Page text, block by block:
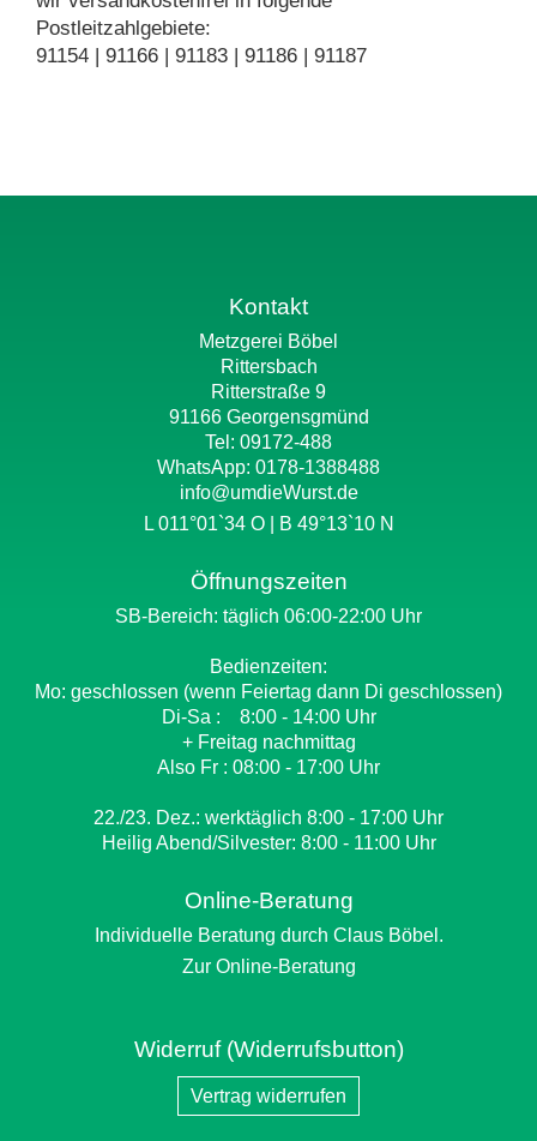
Postleitzahlgebiete:
91154 | 91166 | 91183 | 91186 | 91187
Kontakt
Metzgerei Böbel
Rittersbach
Ritterstraße 9
91166 Georgensgmünd
Tel: 09172-488
WhatsApp: 0178-1388488
info@umdieWurst.de
L 011°01`34 O | B 49°13`10 N
Öffnungszeiten
SB-Bereich: täglich 06:00-22:00 Uhr
Bedienzeiten:
Mo: geschlossen (wenn Feiertag dann Di geschlossen)
Di-Sa : 8:00 - 14:00 Uhr
+ Freitag nachmittag
Also Fr : 08:00 - 17:00 Uhr
22./23. Dez.: werktäglich 8:00 - 17:00 Uhr
Heilig Abend/Silvester: 8:00 - 11:00 Uhr
Online-Beratung
Individuelle Beratung durch Claus Böbel.
Zur Online-Beratung
Widerruf (Widerrufsbutton)
Vertrag widerrufen